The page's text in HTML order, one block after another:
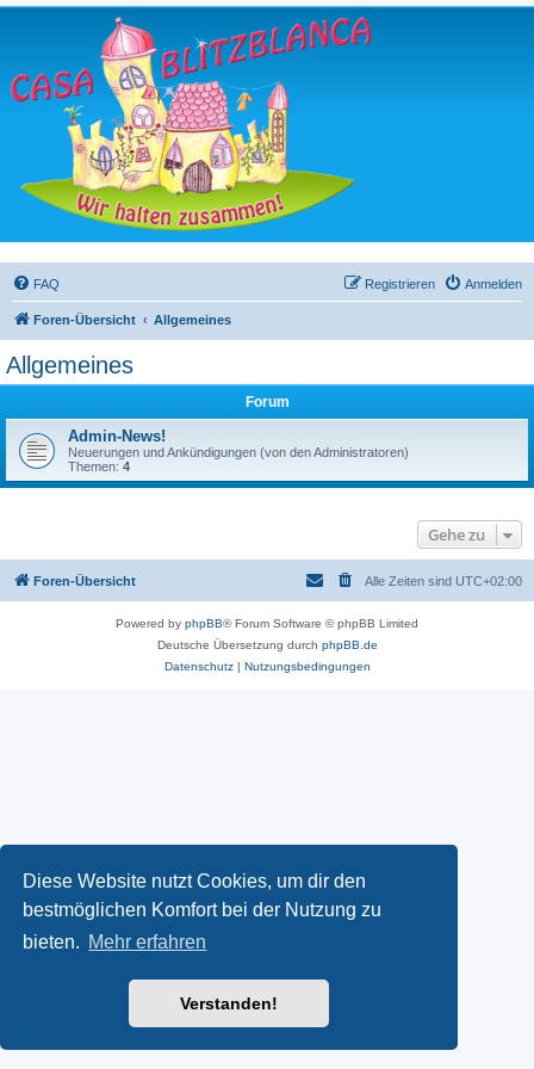
Diese Website nutzt Cookies, um dir den
bestmöglichen Komfort bei der Nutzung zu
bieten. Mehr erfahren
Verstanden!
FAQ Anmelden
Registrieren
Foren-Übersicht Allgemeines
Allgemeines
Forum
Admin-News!
Neuerungen und Ankündigungen (von den Administratoren)
Themen: 4
Gehe zu
Foren-Übersicht Alle Zeiten sind UTC+02:00
Powered by phpBB® Forum Software © phpBB Limited
Deutsche Übersetzung durch phpBB.de
Datenschutz| Nutzungsbedingungen